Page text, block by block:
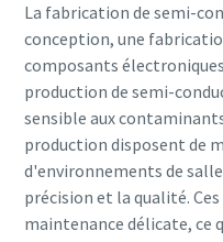
La fabrication de semi-
conception, une
composants
production de semi-
sensible aux
production disposent de
d'environnements de
précision et la qualité.
maintenance délicate, ce